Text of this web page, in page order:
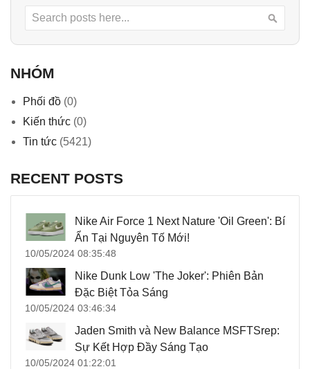
Search
NHÓM
Phối đồ (0)
Kiến thức (0)
Tin tức (5421)
RECENT POSTS
Nike Air Force 1 Next Nature 'Oil Green': Bí
Ẩn Tại Nguyên Tố Mới!
10/05/2024 08:35:48
Nike Dunk Low 'The Joker': Phiên Bản
Đặc Biệt Tỏa Sáng
10/05/2024 03:46:34
Jaden Smith và New Balance MSFTSrep:
Sự Kết Hợp Đầy Sáng Tạo
10/05/2024 01:22:01